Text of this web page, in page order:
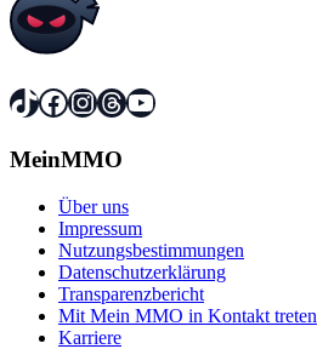
TikTok
Facebook
Instagram
Threads
YouTube
MeinMMO
Über uns
Impressum
Nutzungsbestimmungen
Datenschutzerklärung
Transparenzbericht
Mit Mein MMO in Kontakt treten
Karriere